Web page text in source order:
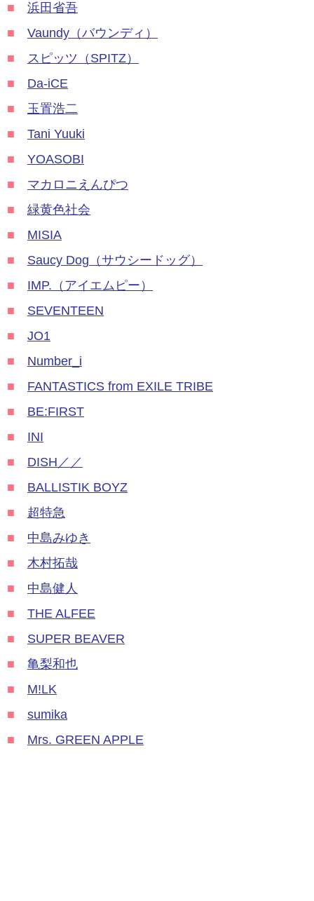
■
浜田省吾
■
Vaundy（バウンディ）
■
スピッツ（SPITZ）
■
Da-iCE
■
玉置浩二
■
Tani Yuuki
■
YOASOBI
■
マカロニえんぴつ
■
緑黄色社会
■
MISIA
■
Saucy Dog（サウシードッグ）
■
IMP.（アイエムピー）
■
SEVENTEEN
■
JO1
■
Number_i
■
FANTASTICS from EXILE TRIBE
■
BE:FIRST
■
INI
■
DISH／／
■
BALLISTIK BOYZ
■
超特急
■
中島みゆき
■
木村拓哉
■
中島健人
■
THE ALFEE
■
SUPER BEAVER
■
亀梨和也
■
M!LK
■
sumika
■
Mrs. GREEN APPLE